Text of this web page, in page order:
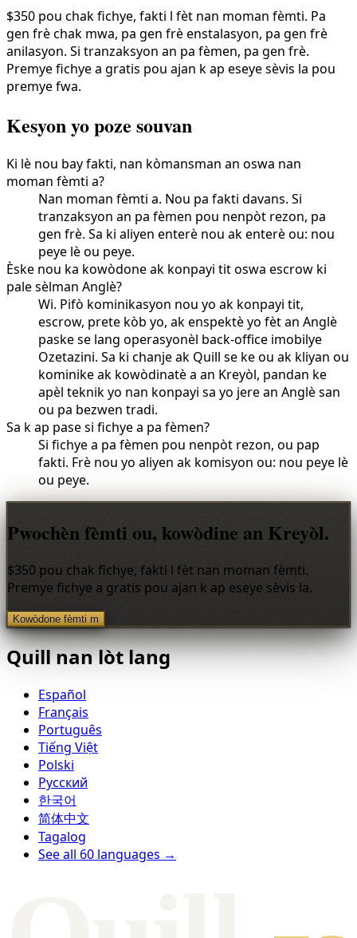
$350 pou chak fichye, fakti l fèt nan moman fèmti. Pa
gen frè chak mwa, pa gen frè enstalasyon, pa gen frè
anilasyon. Si tranzaksyon an pa fèmen, pa gen frè.
Premye fichye a gratis pou ajan k ap eseye sèvis la pou
premye fwa.
Kesyon yo poze souvan
Ki lè nou bay fakti, nan kòmansman an oswa nan
moman fèmti a?
Nan moman fèmti a. Nou pa fakti davans. Si
tranzaksyon an pa fèmen pou nenpòt rezon, pa
gen frè. Sa ki aliyen enterè nou ak enterè ou: nou
peye lè ou peye.
Èske nou ka kowòdone ak konpayi tit oswa escrow ki
pale sèlman Anglè?
Wi. Pifò kominikasyon nou yo ak konpayi tit,
escrow, prete kòb yo, ak enspektè yo fèt an Anglè
paske se lang operasyonèl back-office imobilye
Ozetazini. Sa ki chanje ak Quill se ke ou ak kliyan ou
kominike ak kowòdinatè a an Kreyòl, pandan ke
apèl teknik yo nan konpayi sa yo jere an Anglè san
ou pa bezwen tradi.
Sa k ap pase si fichye a pa fèmen?
Si fichye a pa fèmen pou nenpòt rezon, ou pap
fakti. Frè nou yo aliyen ak komisyon ou: nou peye lè
ou peye.
Pwochèn fèmti ou, kowòdine an Kreyòl.
$350 pou chak fichye, fakti l fèt nan moman fèmti.
Premye fichye a gratis pou ajan k ap eseye sèvis la.
Kowòdone fèmti m
Quill nan lòt lang
Español
Français
Português
Tiếng Việt
Polski
Русский
한국어
简体中文
Tagalog
See all 60 languages →